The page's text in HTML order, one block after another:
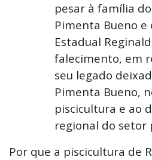
pesar à família
Pimenta Bueno
Estadual
falecimento, em
seu legado
Pimenta Bueno,
piscicultura e ao
regional do setor
Por que a piscicultura de